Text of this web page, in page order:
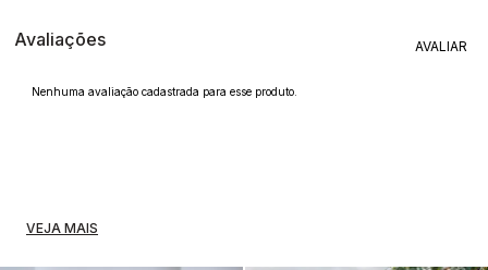
Avaliações
Nenhuma avaliação cadastrada para esse produto.
VEJA MAIS